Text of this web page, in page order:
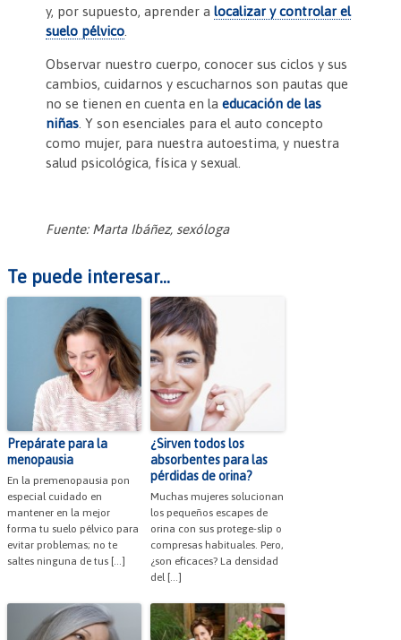
y, por supuesto, aprender alocalizar y controlar el
suelo pélvico
Observar nuestro cuerpo, conocer sus ciclos y sus
cambios, cuidarnos y escucharnos son pautas que
no se tienen en cuenta en laeducación de las
niñas . Y son esenciales para el auto concepto
como mujer, para nuestra autoestima, y nuestra
salud psicológica, física y sexual.
Fuente: Marta Ibáñez, sexóloga
Te puede interesar...
Prepárate para la
menopausia
En la premenopausia pon
especial cuidado en
mantener en la mejor
forma tu suelo pélvico para
evitar problemas; no te
saltes ninguna de tus […]
¿Sirven todos los
absorbentes para las
pérdidas de orina?
Muchas mujeres solucionan
los pequeños escapes de
orina con sus protege-slip o
compresas habituales. Pero,
¿son eficaces? La densidad
del […]